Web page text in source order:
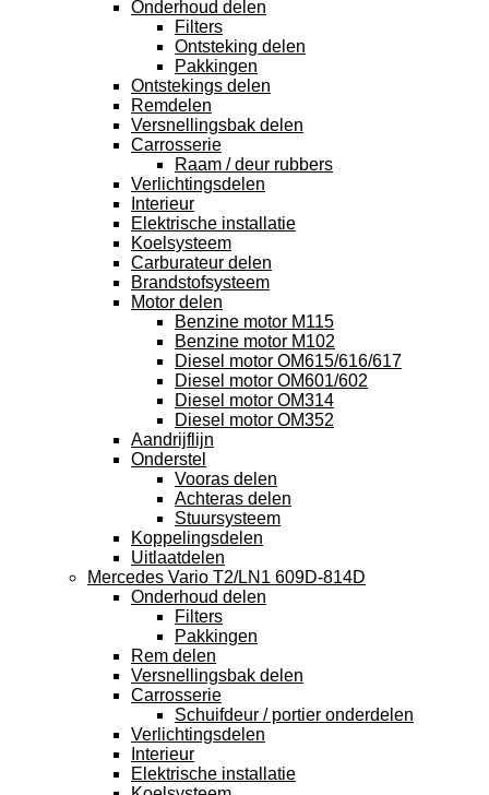
Onderhoud delen
Filters
Ontsteking delen
Pakkingen
Ontstekings delen
Remdelen
Versnellingsbak delen
Carrosserie
Raam / deur rubbers
Verlichtingsdelen
Interieur
Elektrische installatie
Koelsysteem
Carburateur delen
Brandstofsysteem
Motor delen
Benzine motor M115
Benzine motor M102
Diesel motor OM615/616/617
Diesel motor OM601/602
Diesel motor OM314
Diesel motor OM352
Aandrijflijn
Onderstel
Vooras delen
Achteras delen
Stuursysteem
Koppelingsdelen
Uitlaatdelen
Mercedes Vario T2/LN1 609D-814D
Onderhoud delen
Filters
Pakkingen
Rem delen
Versnellingsbak delen
Carrosserie
Schuifdeur / portier onderdelen
Verlichtingsdelen
Interieur
Elektrische installatie